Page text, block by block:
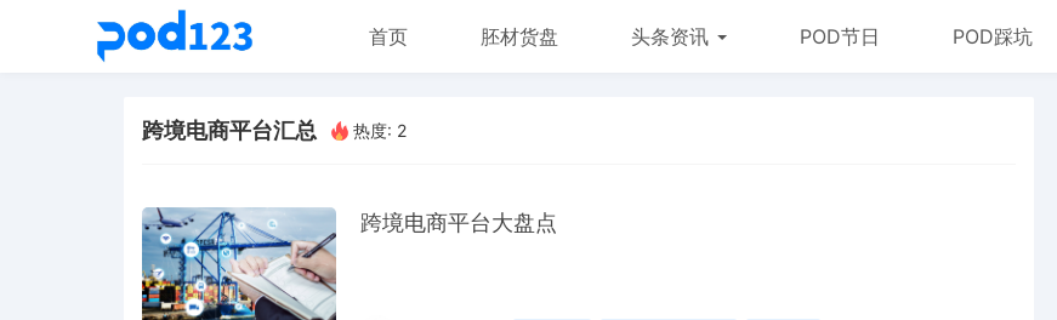
首页 胚材货盘 头条资讯 POD节日 POD踩坑
跨境电商平台汇总 热度: 2
跨境电商平台大盘点